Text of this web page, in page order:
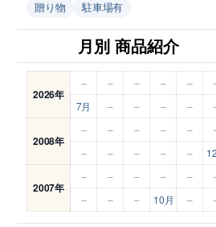
贈り物
駐車場有
月別 商品紹介
2026年
– – – – –
7月
– – – –
2008年
– – – – –
–
– – – –
2007年
– – – – –
–
– – 10月 –